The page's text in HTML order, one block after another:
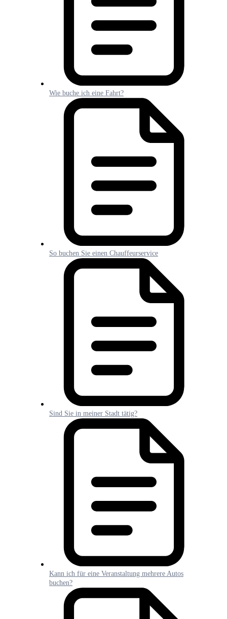
Wie buche ich eine Fahrt?
So buchen Sie einen Chauffeurservice
Sind Sie in meiner Stadt tätig?
Kann ich für eine Veranstaltung mehrere Autos
buchen?